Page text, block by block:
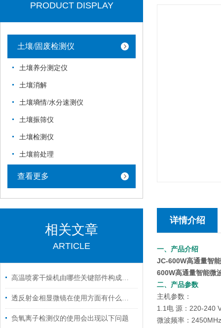
PRODUCT DISPLAY
土壤/固废检测仪
土壤养分测定仪
土壤消解
土壤墒情/水分速测仪
土壤振筛仪
土壤检测仪
土壤前处理
查看更多
相关文章
ARTICLE
高温喷雾干燥机由哪些关键部件构成？一篇读懂核心运行逻辑
透反射金相显微镜在使用方面有什么小技巧吗？
负氧离子检测仪的使用会出现以下问题
详情介绍
一、产品介绍
JC-600W高通量智
600W高通量智能微
二、产品参数
主机参数：
1.1电 源：220-240
微波频率：